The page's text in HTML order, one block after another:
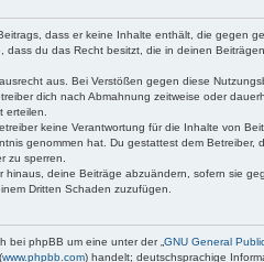
dass er keine Inhalte enthält, die gegen
dass du das Recht besitzt, die in deinen
aus. Bei Verstößen gegen diese
dich nach Abmahnung zeitweise oder
erteilen.
keine Verantwortung für die Inhalte von
genommen hat. Du gestattest dem Betreiber,
zu sperren.
hinaus, deine Beiträge abzuändern, sofern sie
Dritten Schaden zuzufügen.
bei phpBB um eine unter der „ GNU General
www.phpbb.com) handelt; deutschsprachige